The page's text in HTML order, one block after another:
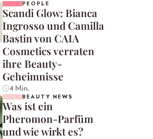
PEOPLE
Scandi Glow: Bianca
Ingrosso und Camilla
Bastin von CAIA
Cosmetics verraten
ihre Beauty-
Geheimnisse
4 Min.
BEAUTY NEWS
Was ist ein
Pheromon-Parfüm
und wie wirkt es?